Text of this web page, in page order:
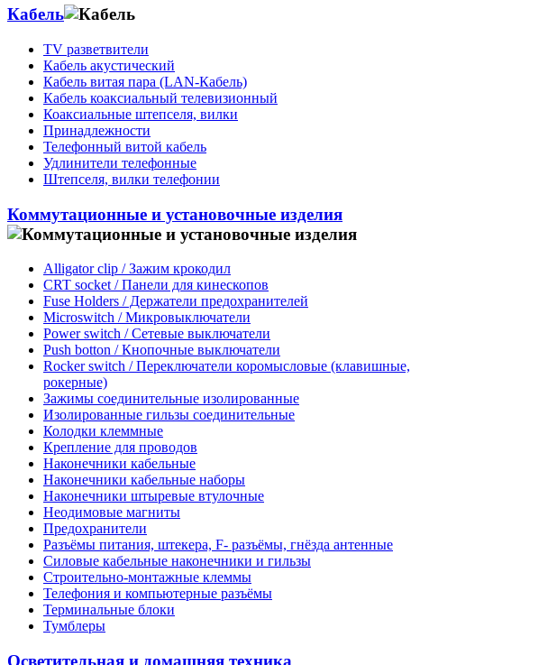
Кабель
TV разветвители
Кабель акустический
Кабель витая пара (LAN-Кабель)
Кабель коаксиальный телевизионный
Коаксиальные штепселя, вилки
Принадлежности
Телефонный витой кабель
Удлинители телефонные
Штепселя, вилки телефонии
Коммутационные и установочные изделия
Alligator clip / Зажим крокодил
CRT socket / Панели для кинескопов
Fuse Holders / Держатели предохранителей
Microswitch / Микровыключатели
Power switch / Сетевые выключатели
Push botton / Кнопочные выключатели
Rocker switch / Переключатели коромысловые (клавишные,
рокерные)
Зажимы соединительные изолированные
Изолированные гильзы соединительные
Колодки клеммные
Крепление для проводов
Наконечники кабельные
Наконечники кабельные наборы
Наконечники штыревые втулочные
Неодимовые магниты
Предохранители
Разъёмы питания, штекера, F- разъёмы, гнёзда антенные
Силовые кабельные наконечники и гильзы
Строительно-монтажные клеммы
Телефония и компьютерные разъёмы
Терминальные блоки
Тумблеры
Осветительная и домашняя техника